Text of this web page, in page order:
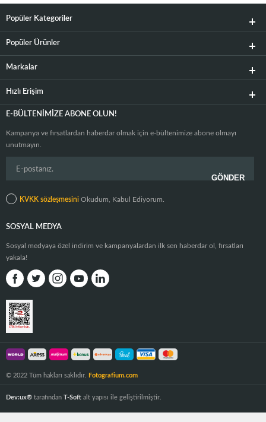
Popüler Kategoriler
Popüler Ürünler
Markalar
Hızlı Erişim
E-BÜLTENIMIZE ABONE OLUN!
Kampanya ve fırsatlardan haberdar olmak için e-bültenimize abone olmayı
unutmayın.
KVKK sözleşmesini Okudum, Kabul Ediyorum.
SOSYAL MEDYA
Sosyal medyaya özel indirim ve kampanyalardan ilk sen haberdar ol, fırsatları
yakala!
© 2022 Tüm hakları saklıdır. Fotografium.com
Dev:ux® tarafından T-Soft alt yapısı ile geliştirilmiştir.